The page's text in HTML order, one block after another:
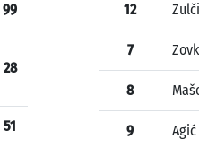
99
28
51
12
7
8
9